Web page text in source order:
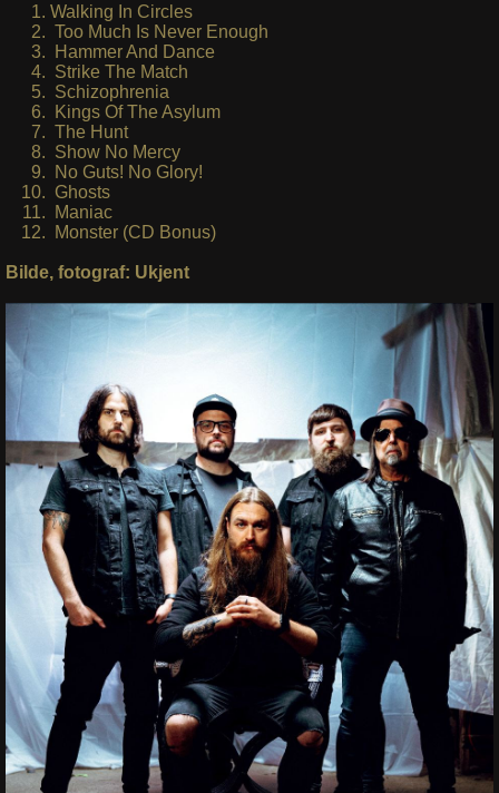
Walking In Circles
Too Much Is Never Enough
Hammer And Dance
Strike The Match
Schizophrenia
Kings Of The Asylum
The Hunt
Show No Mercy
No Guts! No Glory!
Ghosts
Maniac
Monster (CD Bonus)
Bilde, fotograf: Ukjent